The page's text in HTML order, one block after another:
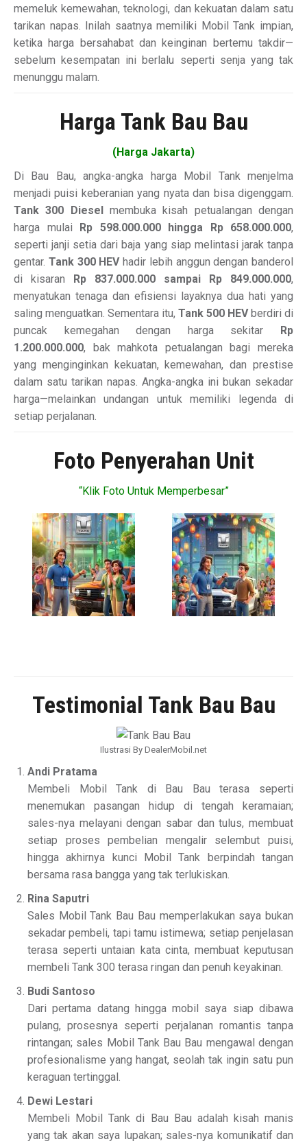
memeluk kemewahan, teknologi, dan kekuatan dalam satu
tarikan napas. Inilah saatnya memiliki Mobil Tank impian,
ketika harga bersahabat dan keinginan bertemu takdir—
sebelum kesempatan ini berlalu seperti senja yang tak
menunggu malam.
Harga Tank Bau Bau
(Harga Jakarta)
Di Bau Bau, angka-angka harga Mobil Tank menjelma
menjadi puisi keberanian yang nyata dan bisa digenggam.
Tank 300 Diesel
membuka kisah petualangan dengan
harga mulai
Rp 598.000.000 hingga Rp 658.000.000,
seperti janji setia dari baja yang siap melintasi jarak tanpa
gentar. Tank 300 HEVhadir lebih anggun dengan banderol
di kisaran
Rp 837.000.000 sampai Rp 849.000.000,
menyatukan tenaga dan efisiensi layaknya dua hati yang
saling menguatkan. Sementara itu, Tank 500 HEVberdiri di
puncak kemegahan dengan harga sekitar
Rp
1.200.000.000, bak mahkota petualangan bagi mereka
yang menginginkan kekuatan, kemewahan, dan prestise
dalam satu tarikan napas. Angka-angka ini bukan sekadar
harga—melainkan undangan untuk memiliki legenda di
setiap perjalanan.
Foto Penyerahan Unit
“Klik Foto Untuk Memperbesar”
Testimonial Tank Bau Bau
Ilustrasi By DealerMobil.net
Andi Pratama
Membeli Mobil Tank di Bau Bau terasa seperti
menemukan pasangan hidup di tengah keramaian;
sales-nya melayani dengan sabar dan tulus, membuat
setiap proses pembelian mengalir selembut puisi,
hingga akhirnya kunci Mobil Tank berpindah tangan
bersama rasa bangga yang tak terlukiskan.
Rina Saputri
Sales Mobil Tank Bau Bau memperlakukan saya bukan
sekadar pembeli, tapi tamu istimewa; setiap penjelasan
terasa seperti untaian kata cinta, membuat keputusan
membeli Tank 300 terasa ringan dan penuh keyakinan.
Budi Santoso
Dari pertama datang hingga mobil saya siap dibawa
pulang, prosesnya seperti perjalanan romantis tanpa
rintangan; sales Mobil Tank Bau Bau mengawal dengan
profesionalisme yang hangat, seolah tak ingin satu pun
keraguan tertinggal.
Dewi Lestari
Membeli Mobil Tank di Bau Bau adalah kisah manis
yang tak akan saya lupakan; sales-nya komunikatif dan